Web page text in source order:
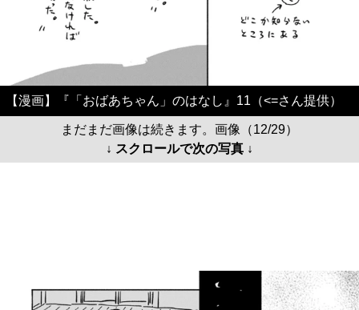
【漫画】『「おばあちゃん」のはなし』11（<=さん提供）
まだまだ画像は続きます。画像（12/29）
↓ スクロールで次の写真 ↓